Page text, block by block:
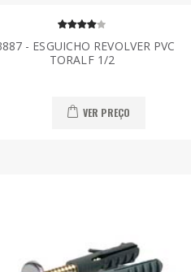
- ESGUICHO REVOLVER PVC
TORALF 1/2
VER PREÇO